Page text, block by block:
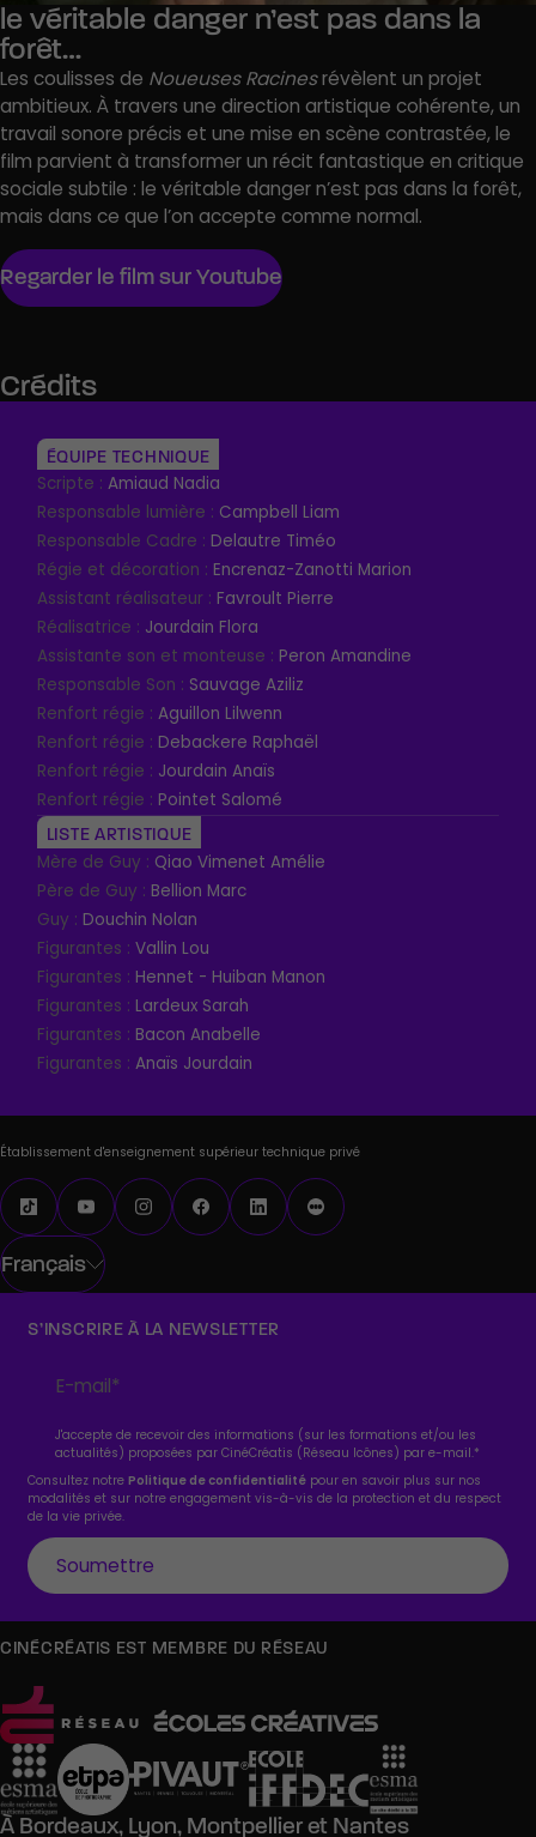
le véritable danger n’est pas dans la
forêt…
Les coulisses de Noueuses Racinesrévèlent un projet
ambitieux. À travers une direction artistique cohérente, un
travail sonore précis et une mise en scène contrastée, le
film parvient à transformer un récit fantastique en critique
sociale subtile : le véritable danger n’est pas dans la forêt,
mais dans ce que l’on accepte comme normal.
Regarder le film sur Youtube
Crédits
ÉQUIPE TECHNIQUE
Scripte : Amiaud Nadia
Responsable lumière : Campbell Liam
Responsable Cadre : Delautre Timéo
Régie et décoration : Encrenaz-Zanotti Marion
Assistant réalisateur : Favroult Pierre
Réalisatrice : Jourdain Flora
Assistante son et monteuse : Peron Amandine
Responsable Son : Sauvage Aziliz
Renfort régie : Aguillon Lilwenn
Renfort régie : Debackere Raphaël
Renfort régie : Jourdain Anaïs
Renfort régie : Pointet Salomé
LISTE ARTISTIQUE
Mère de Guy : Qiao Vimenet Amélie
Père de Guy : Bellion Marc
Guy : Douchin Nolan
Figurantes : Vallin Lou
Figurantes : Hennet - Huiban Manon
Figurantes : Lardeux Sarah
Figurantes : Bacon Anabelle
Figurantes : Anaïs Jourdain
Établissement d'enseignement supérieur technique privé
Français
S’INSCRIRE À LA NEWSLETTER
J'accepte de recevoir des informations (sur les formations et/ou les
actualités) proposées par CinéCréatis (Réseau Icônes) par e-mail.*
Consultez notrePolitique de confidentialité pour en savoir plus sur nos
modalités et sur notre engagement vis-à-vis de la protection et du respect
de la vie privée.
CINÉCRÉATIS EST MEMBRE DU RÉSEAU
À Bordeaux, Lyon, Montpellieret Nantes